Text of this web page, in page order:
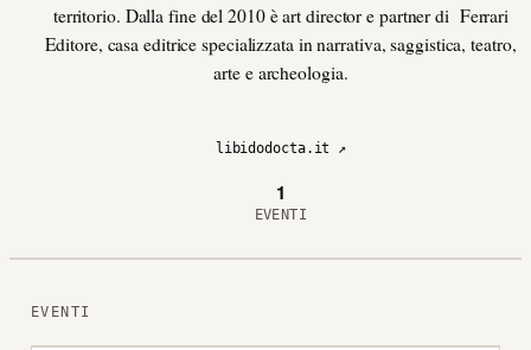
territorio. Dalla fine del 2010 è art director e partner di Ferrari
Editore, casa editrice specializzata in narrativa, saggistica, teatro,
arte e archeologia.
libidodocta.it ↗
1
EVENTI
EVENTI